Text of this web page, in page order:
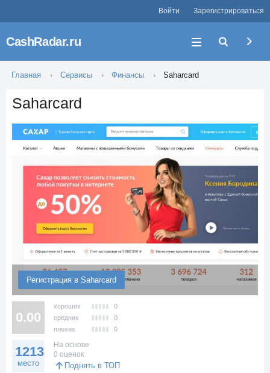
Войти Зарегистрироваться
CashRadar.ru
Главная Сервисы Финансы Saharcard
Saharcard
Регистрация в Saharcard
0.00
хороших
0
средних
0
плохих
0
1213
место
На основе
0 оценок
Поднять в ТОП